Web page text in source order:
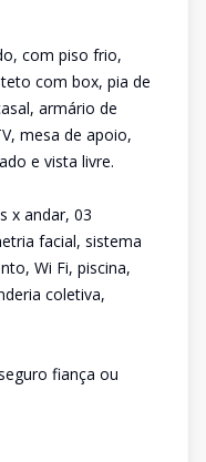
com piso frio,
com box, pia de
armário de
mesa de apoio,
e vista livre.
x andar, 03
facial, sistema
Wi Fi, piscina,
coletiva,
fiança ou